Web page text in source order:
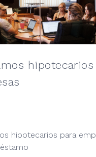
hipotecarios
hipotecarios para